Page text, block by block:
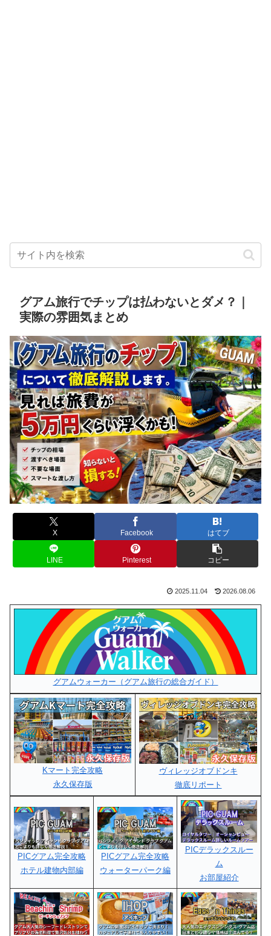
グアム旅行でチップは払わないとダメ？｜
実際の雰囲気まとめ
X Facebook はてブ
LINE Pinterest コピー
2025.11.04 2026.08.06
グアムウォーカー（グアム旅行の総合ガイド）
Kマート完全攻略
永久保存版
ヴィレッジオブドンキ
徹底リポート
PICグアム完全攻略
ホテル建物内部編
PICグアム完全攻略
ウォーターパーク編
PICデラックスルー
ム
お部屋紹介